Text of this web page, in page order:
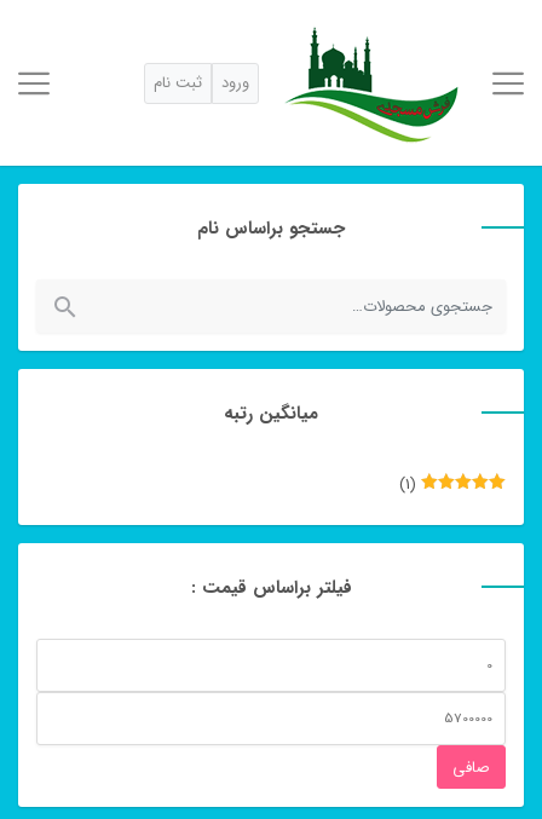
ورود ثبت نام
جستجو براساس نام
جستجو
میانگین رتبه
(1)
فیلتر براساس قیمت :
قیمت
قيمت
صافی